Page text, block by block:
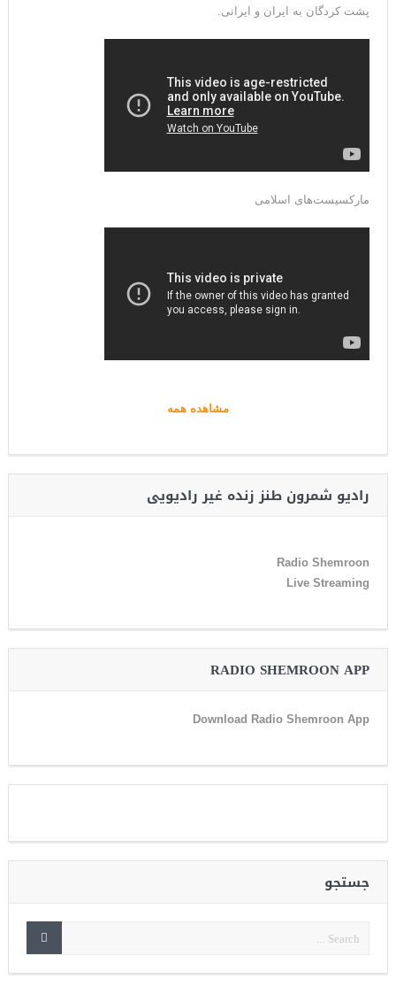
پشت کردگان به ایران و ایرانی.
مارکسیست‌های اسلامی
مشاهده همه
رادیو شمرون طنز زنده غیر رادیویی
Radio Shemroon
Live Streaming
RADIO SHEMROON APP
Download Radio Shemroon App
جستجو